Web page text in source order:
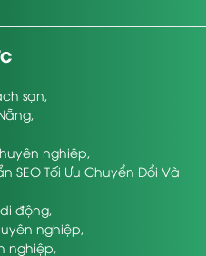
sạn,
,
nghiệp,
SEO Tối Ưu Chuyển Đổi Và
động,
nghiệp,
nghiệp,